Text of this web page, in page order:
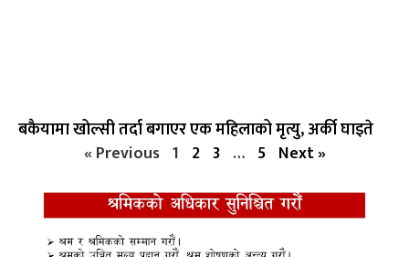
बकैयामा खोल्सी तर्दा बगाएर एक महिलाको मृत्यु, अर्की घाइते
« Previous 1 2 3 … 5 Next »